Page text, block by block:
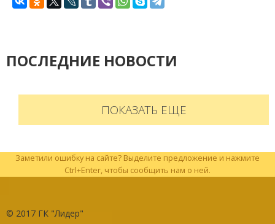
ПОСЛЕДНИЕ НОВОСТИ
ПОКАЗАТЬ ЕЩЕ
Заметили ошибку на сайте? Выделите предложение и нажмите
Ctrl+Enter, чтобы сообщить нам о ней.
© 2017 ГК "Лидер"